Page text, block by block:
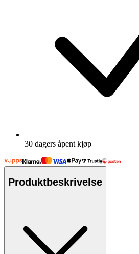
30 dagers åpent kjøp
Produktbeskrivelse